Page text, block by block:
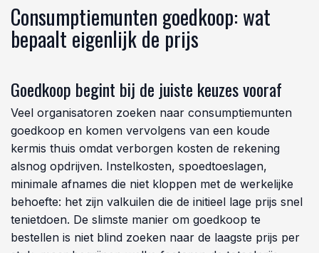
Consumptiemunten goedkoop: wat
bepaalt eigenlijk de prijs
Goedkoop begint bij de juiste keuzes vooraf
Veel organisatoren zoeken naar consumptiemunten
goedkoop en komen vervolgens van een koude
kermis thuis omdat verborgen kosten de rekening
alsnog opdrijven. Instelkosten, spoedtoeslagen,
minimale afnames die niet kloppen met de werkelijke
behoefte: het zijn valkuilen die de initieel lage prijs snel
tenietdoen. De slimste manier om goedkoop te
bestellen is niet blind zoeken naar de laagste prijs per